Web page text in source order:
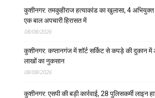
कुशीनगर: तमकुहीराज हत्याकांड का खुलासा, 4 अभियुक्त
एक बाल अपचारी हिरासत में
08/08/2026
कुशीनगर: कप्तानगंज में शॉर्ट सर्किट से कपड़े की दुकान
लाखों का नुकसान
08/08/2026
कुशीनगर: एसपी की बड़ी कार्रवाई, 28 पुलिसकर्मी लाइन